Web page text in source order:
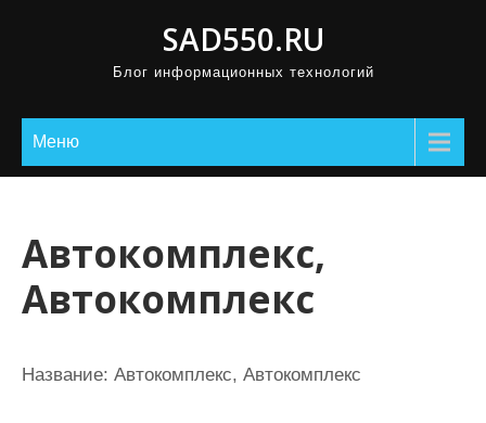
SAD550.RU
Блог информационных технологий
Меню
Автокомплекс,
Автокомплекс
Название: Автокомплекс, Автокомплекс